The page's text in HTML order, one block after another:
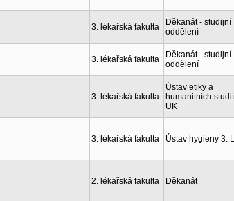
3. lékařská fakulta
Děkanát - studijní
oddělení
3. lékařská fakulta
Děkanát - studijní
oddělení
3. lékařská fakulta
Ústav etiky a
humanitních
UK
3. lékařská fakulta Ústav hygieny 3.
2. lékařská fakulta Děkanát